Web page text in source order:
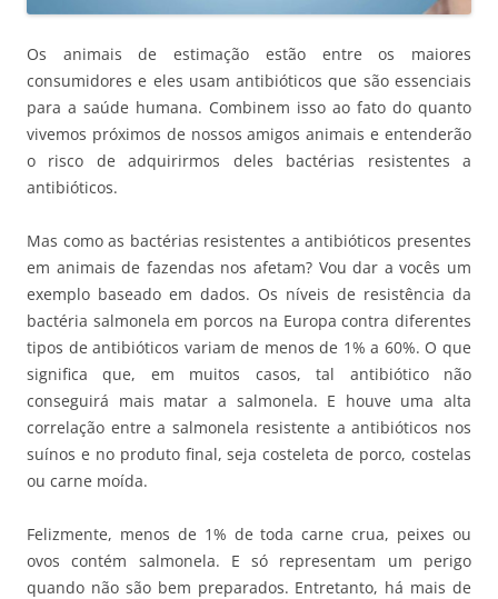
Os animais de estimação estão entre os maiores
consumidores e eles usam antibióticos que são essenciais
para a saúde humana. Combinem isso ao fato do quanto
vivemos próximos de nossos amigos animais e entenderão
o risco de adquirirmos deles bactérias resistentes a
antibióticos.
Mas como as bactérias resistentes a antibióticos presentes
em animais de fazendas nos afetam? Vou dar a vocês um
exemplo baseado em dados. Os níveis de resistência da
bactéria salmonela em porcos na Europa contra diferentes
tipos de antibióticos variam de menos de 1% a 60%. O que
significa que, em muitos casos, tal antibiótico não
conseguirá mais matar a salmonela. E houve uma alta
correlação entre a salmonela resistente a antibióticos nos
suínos e no produto final, seja costeleta de porco, costelas
ou carne moída.
Felizmente, menos de 1% de toda carne crua, peixes ou
ovos contém salmonela. E só representam um perigo
quando não são bem preparados. Entretanto, há mais de